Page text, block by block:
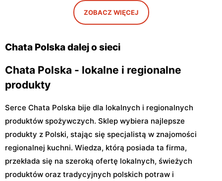
Polskiego 28
Chata Polska
115
ZOBACZ WIĘCEJ
Chata Polska dalej o sieci
Chata Polska - lokalne i regionalne
produkty
Serce Chata Polska bije dla lokalnych i regionalnych
produktów spożywczych. Sklep wybiera najlepsze
produkty z Polski, stając się specjalistą w znajomości
regionalnej kuchni. Wiedza, którą posiada ta firma,
przekłada się na szeroką ofertę lokalnych, świeżych
produktów oraz tradycyjnych polskich potraw i